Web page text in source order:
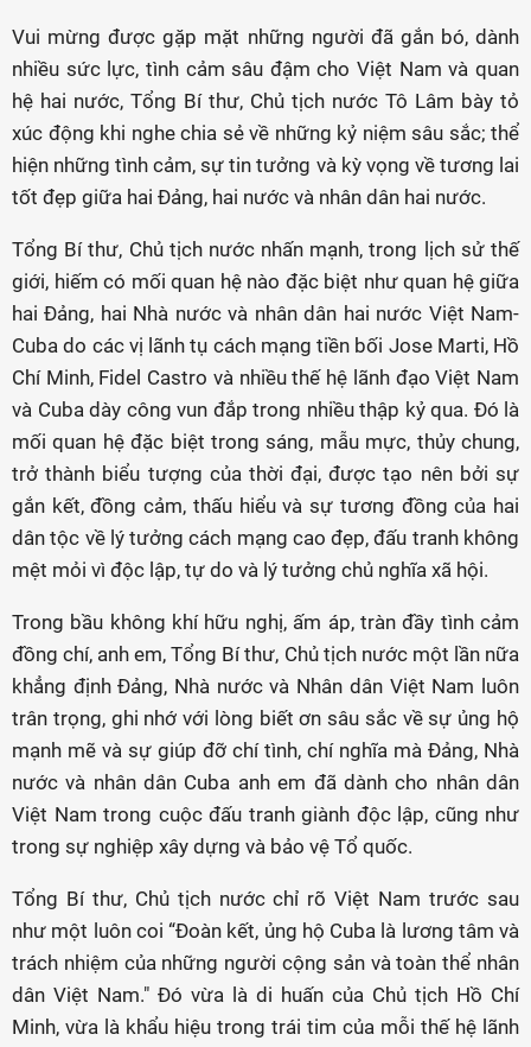
Vui mừng được gặp mặt những người đã gắn bó, dành
nhiều sức lực, tình cảm sâu đậm cho Việt Nam và quan
hệ hai nước, Tổng Bí thư, Chủ tịch nước Tô Lâm bày tỏ
xúc động khi nghe chia sẻ về những kỷ niệm sâu sắc; thể
hiện những tình cảm, sự tin tưởng và kỳ vọng về tương lai
tốt đẹp giữa hai Đảng, hai nước và nhân dân hai nước.
Tổng Bí thư, Chủ tịch nước nhấn mạnh, trong lịch sử thế
giới, hiếm có mối quan hệ nào đặc biệt như quan hệ giữa
hai Đảng, hai Nhà nước và nhân dân hai nước Việt Nam-
Cuba do các vị lãnh tụ cách mạng tiền bối Jose Marti, Hồ
Chí Minh, Fidel Castro và nhiều thế hệ lãnh đạo Việt Nam
và Cuba dày công vun đắp trong nhiều thập kỷ qua. Đó là
mối quan hệ đặc biệt trong sáng, mẫu mực, thủy chung,
trở thành biểu tượng của thời đại, được tạo nên bởi sự
gắn kết, đồng cảm, thấu hiểu và sự tương đồng của hai
dân tộc về lý tưởng cách mạng cao đẹp, đấu tranh không
mệt mỏi vì độc lập, tự do và lý tưởng chủ nghĩa xã hội.
Trong bầu không khí hữu nghị, ấm áp, tràn đầy tình cảm
đồng chí, anh em, Tổng Bí thư, Chủ tịch nước một lần nữa
khẳng định Đảng, Nhà nước và Nhân dân Việt Nam luôn
trân trọng, ghi nhớ với lòng biết ơn sâu sắc về sự ủng hộ
mạnh mẽ và sự giúp đỡ chí tình, chí nghĩa mà Đảng, Nhà
nước và nhân dân Cuba anh em đã dành cho nhân dân
Việt Nam trong cuộc đấu tranh giành độc lập, cũng như
trong sự nghiệp xây dựng và bảo vệ Tổ quốc.
Tổng Bí thư, Chủ tịch nước chỉ rõ Việt Nam trước sau
như một luôn coi “Đoàn kết, ủng hộ Cuba là lương tâm và
trách nhiệm của những người cộng sản và toàn thể nhân
dân Việt Nam." Đó vừa là di huấn của Chủ tịch Hồ Chí
Minh, vừa là khẩu hiệu trong trái tim của mỗi thế hệ lãnh